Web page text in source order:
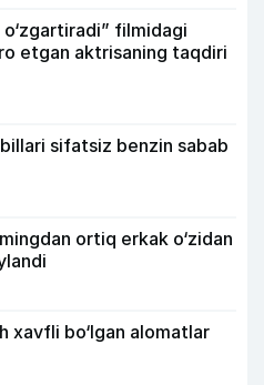
filmidagi
etgan aktrisaning taqdiri
sifatsiz benzin sabab
ortiq erkak o‘zidan
xavfli bo‘lgan alomatlar